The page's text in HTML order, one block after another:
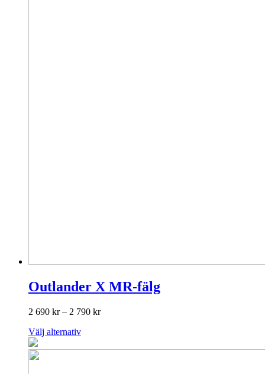
Outlander X MR-fälg
2 690 kr – 2 790 krPrisintervall:
Välj alternativDen
produkten